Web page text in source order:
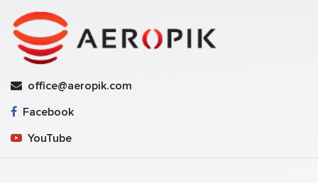
office@aeropik.com
Facebook
YouTube